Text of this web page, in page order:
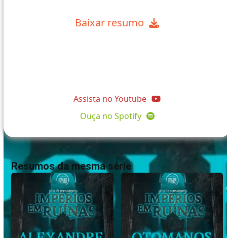
Baixar resumo
Assista no Youtube
Ouça no Spotify
Resumos da mesma série